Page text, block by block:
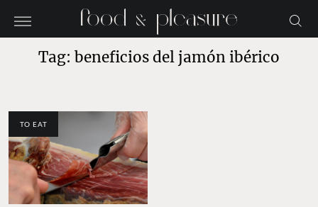
Tag: beneficios del jamón ibérico
TO EAT